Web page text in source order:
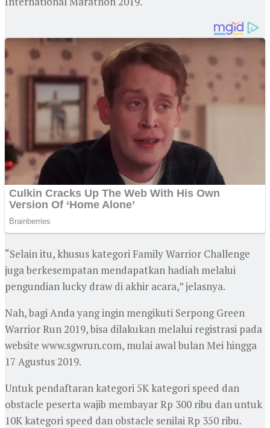
“Selain itu, khusus kategori Family Warrior Challenge
juga berkesempatan mendapatkan hadiah melalui
pengundian lucky draw di akhir acara,” jelasnya.
Nah, bagi Anda yang ingin mengikuti Serpong Green
Warrior Run 2019, bisa dilakukan melalui registrasi pada
website www.sgwrun.com, mulai awal bulan Mei hingga
17 Agustus 2019.
Untuk pendaftaran kategori 5K kategori speed dan
obstacle peserta wajib membayar Rp 300 ribu dan untuk
10K kategori speed dan obstacle senilai Rp 350 ribu.